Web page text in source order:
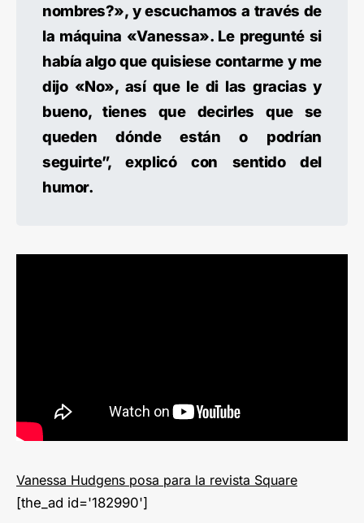
nombres?», y escuchamos a través de
la máquina «Vanessa». Le pregunté si
había algo que quisiese contarme y me
dijo «No», así que le di las gracias y
bueno, tienes que decirles que se
queden dónde están o podrían
seguirte”, explicó con sentido del
humor.
Vanessa Hudgens posa para la revista Square
[the_ad id='182990']